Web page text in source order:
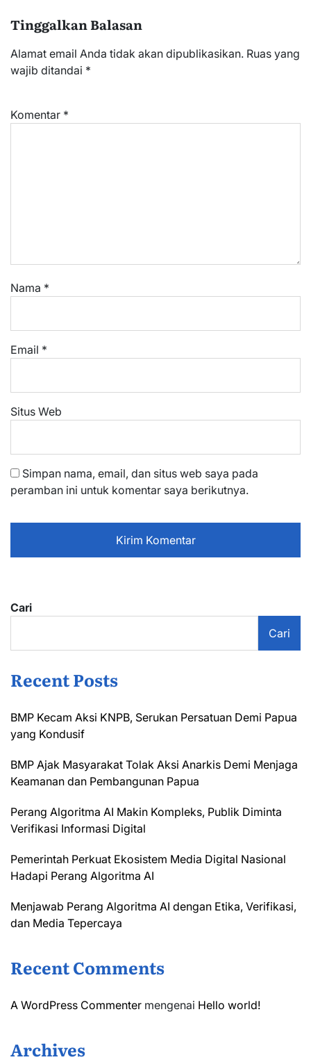
Tinggalkan Balasan
Alamat email Anda tidak akan dipublikasikan. Ruas yang
wajib ditandai *
Komentar *
Nama *
Email *
Situs Web
Simpan nama, email, dan situs web saya pada
peramban ini untuk komentar saya berikutnya.
Cari
Cari
Recent Posts
BMP Kecam Aksi KNPB, Serukan Persatuan Demi Papua
yang Kondusif
BMP Ajak Masyarakat Tolak Aksi Anarkis Demi Menjaga
Keamanan dan Pembangunan Papua
Perang Algoritma AI Makin Kompleks, Publik Diminta
Verifikasi Informasi Digital
Pemerintah Perkuat Ekosistem Media Digital Nasional
Hadapi Perang Algoritma AI
Menjawab Perang Algoritma AI dengan Etika, Verifikasi,
dan Media Tepercaya
Recent Comments
A WordPress Commenter mengenai Hello world!
Archives